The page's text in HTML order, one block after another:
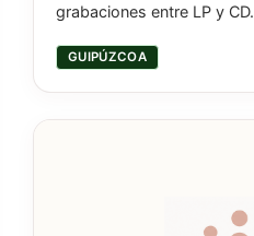
grabaciones entre LP y CD.
GUIPÚZCOA